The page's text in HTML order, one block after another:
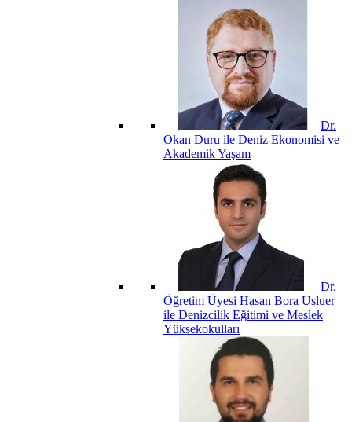
Dr.
Okan Duru ile Deniz Ekonomisi ve
Akademik Yaşam
Dr.
Öğretim Üyesi Hasan Bora Usluer
ile Denizcilik Eğitimi ve Meslek
Yüksekokulları